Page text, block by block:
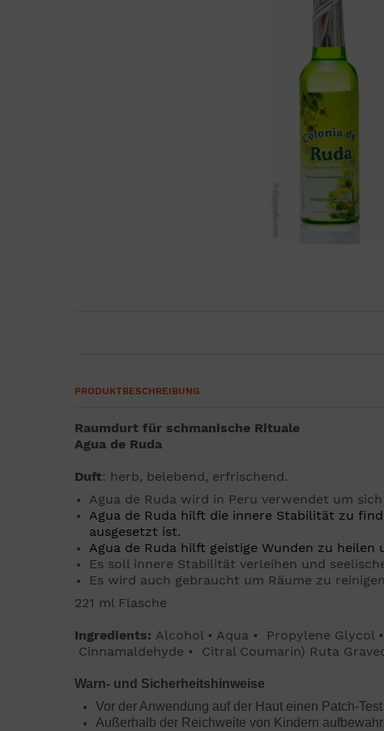
PRODUKTBESCHREIBUNG
Raumdurt für schmanische Rituale
Agua de Ruda
Duft: herb, belebend, erfrischend.
Agua de Ruda wird in Peru verwendet um
Agua de Ruda hilft die innere Stabilität zu
ausgesetzt ist.
Agua de Ruda hilft geistige Wunden zu heilen
Es soll innere Stabilität verleihen und
Es wird auch gebraucht um Räume zu
221 ml Flasche
Ingredients: Alcohol • Aqua • Propylene Glycol
Cinnamaldehyde • Citral Coumarin) Ruta
Warn- und Sicherheitshinweise
Vor der Anwendung auf der Haut einen Patch-
Außerhalb der Reichweite von Kindern